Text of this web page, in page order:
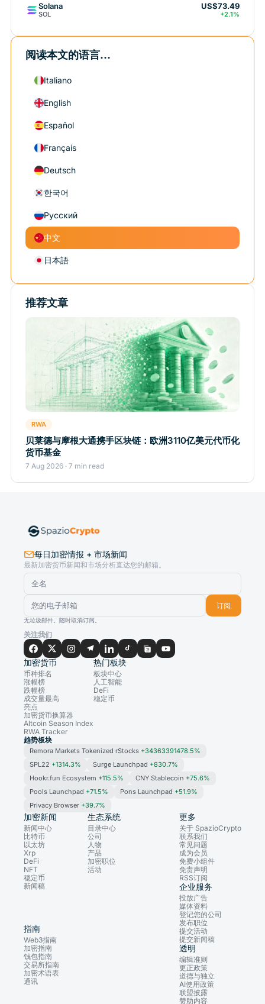
Solana
SOL
US$73.49
+2.1%
阅读本文的语言...
Italiano
English
Español
Français
Deutsch
한국어
Русский
中文
日本語
推荐文章
RWA
贝莱德与摩根大通携手区块链：欧洲3110亿美元代币化
货币基金
7 Aug 2026 · 7 min read
每日加密情报 + 市场新闻
最新加密货币新闻和市场分析直达您的邮箱。
订阅
无垃圾邮件。随时取消订阅。
关注我们
加密货币
币种排名
涨幅榜
跌幅榜
成交量最高
亮点
加密货币换算器
Altcoin Season Index
RWA Tracker
热门板块
板块中心
人工智能
DeFi
稳定币
趋势板块
Remora Markets Tokenized rStocks +34363391478.5%
SPL22 +1314.3% Surge Launchpad +830.7%
Hookr.fun Ecosystem +115.5% CNY Stablecoin +75.6%
Pools Launchpad +71.5% Pons Launchpad +51.9%
Privacy Browser +39.7%
加密新闻
新闻中心
比特币
以太坊
Xrp
DeFi
NFT
稳定币
新闻稿
生态系统
目录中心
公司
人物
产品
加密职位
活动
指南
Web3指南
加密指南
钱包指南
交易所指南
加密术语表
通讯
更多
关于 SpazioCrypto
联系我们
常见问题
成为会员
免费小组件
免责声明
RSS订阅
企业服务
投放广告
媒体资料
登记您的公司
发布职位
提交活动
提交新闻稿
透明
编辑准则
更正政策
道德与独立
AI使用政策
联盟披露
赞助内容